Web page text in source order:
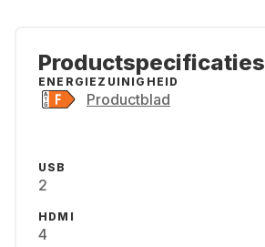
Productspecificaties
ENERGIEZUINIGHEID
Productblad
USB
2
HDMI
4